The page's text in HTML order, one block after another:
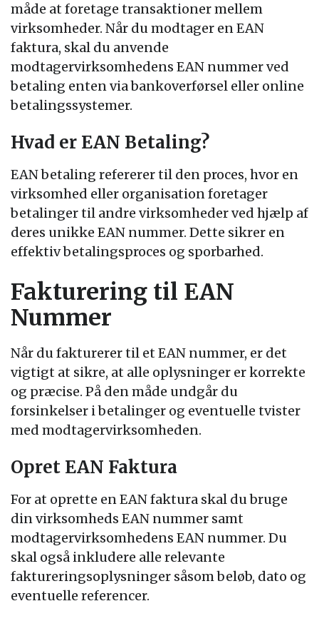
måde at foretage transaktioner mellem
virksomheder. Når du modtager en EAN
faktura, skal du anvende
modtagervirksomhedens EAN nummer ved
betaling enten via bankoverførsel eller online
betalingssystemer.
Hvad er EAN Betaling?
EAN betaling refererer til den proces, hvor en
virksomhed eller organisation foretager
betalinger til andre virksomheder ved hjælp af
deres unikke EAN nummer. Dette sikrer en
effektiv betalingsproces og sporbarhed.
Fakturering til EAN
Nummer
Når du fakturerer til et EAN nummer, er det
vigtigt at sikre, at alle oplysninger er korrekte
og præcise. På den måde undgår du
forsinkelser i betalinger og eventuelle tvister
med modtagervirksomheden.
Opret EAN Faktura
For at oprette en EAN faktura skal du bruge
din virksomheds EAN nummer samt
modtagervirksomhedens EAN nummer. Du
skal også inkludere alle relevante
faktureringsoplysninger såsom beløb, dato og
eventuelle referencer.